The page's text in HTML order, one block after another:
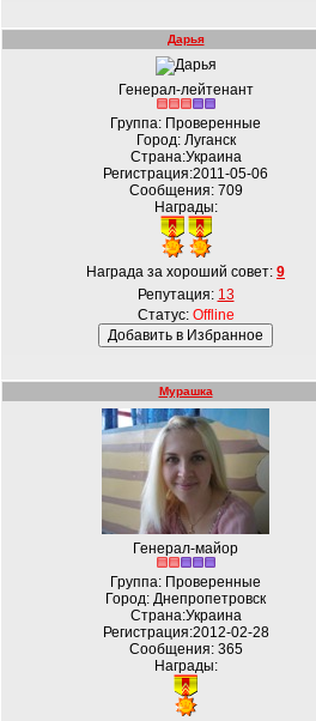
Дарья
Генерал-лейтенант
Группа: Проверенные
Город: Луганск
Страна:Украина
Регистрация:2011-05-06
Сообщения: 709
Награды:
Награда за хороший совет: 9
Репутация: 13
Статус: Offline
Мурашка
Генерал-майор
Группа: Проверенные
Город: Днепропетровск
Страна:Украина
Регистрация:2012-02-28
Сообщения: 365
Награды: